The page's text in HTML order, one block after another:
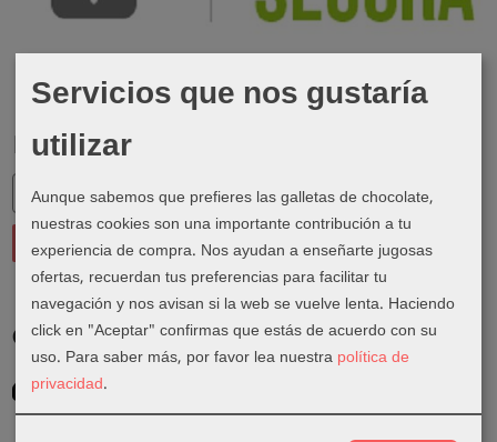
Marcas
Costes de Envío
GRATIS *
Servicios que nos gustaría
utilizar
Aunque sabemos que prefieres las galletas de chocolate,
nuestras cookies son una importante contribución a tu
experiencia de compra. Nos ayudan a enseñarte jugosas
ofertas, recuerdan tus preferencias para facilitar tu
navegación y nos avisan si la web se vuelve lenta. Haciendo
click en "Aceptar" confirmas que estás de acuerdo con su
uso. Para saber más, por favor lea nuestra política de
privacidad.